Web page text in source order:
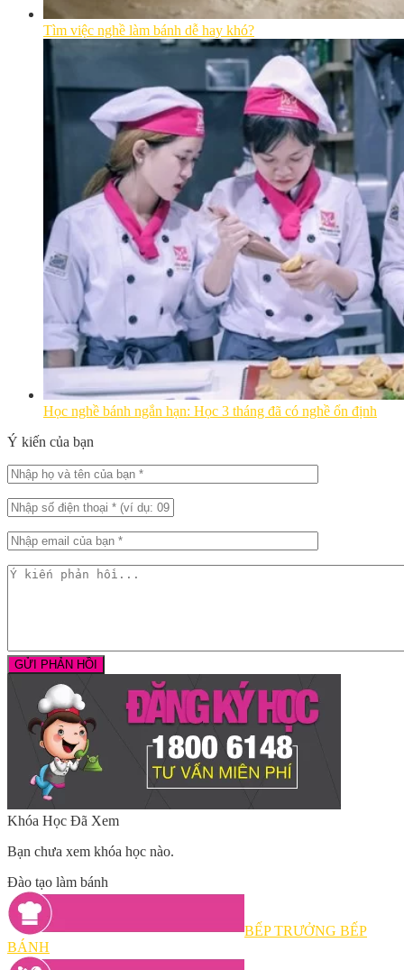
Tìm việc nghề làm bánh dễ hay khó?
Học nghề bánh ngắn hạn: Học 3 tháng đã có nghề ổn định
Ý kiến của bạn
Khóa Học Đã Xem
Bạn chưa xem khóa học nào.
Đào tạo làm bánh
BẾP TRƯỞNG BẾP
BÁNH